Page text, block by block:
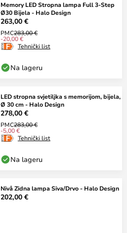
Memory LED Stropna lampa Full 3-Step
Ø30 Bijela - Halo Design
263,00 €
PMC283,00 €
-20,00 €
Tehnički list
Na lageru
LED stropna svjetiljka s memorijom, bijela,
Ø 30 cm - Halo Design
278,00 €
PMC283,00 €
-5,00 €
Tehnički list
Na lageru
Nivå Zidna lampa Siva/Drvo - Halo Design
202,00 €